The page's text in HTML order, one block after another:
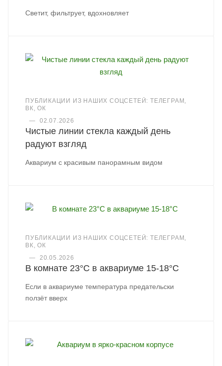
Светит, фильтрует, вдохновляет
ПУБЛИКАЦИИ ИЗ НАШИХ СОЦСЕТЕЙ: ТЕЛЕГРАМ,
ВК, ОК
—
02.07.2026
Чистые линии стекла каждый день
радуют взгляд
Аквариум с красивым панорамным видом
ПУБЛИКАЦИИ ИЗ НАШИХ СОЦСЕТЕЙ: ТЕЛЕГРАМ,
ВК, ОК
—
20.05.2026
В комнате 23°C в аквариуме 15-18°C
Если в аквариуме температура предательски
ползёт вверх